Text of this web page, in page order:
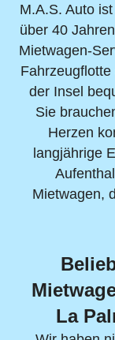
M.A.S. Auto
über 40
Mietwagen-
der Insel
Sie
Herzen
langjährige
Mietwagen,
La